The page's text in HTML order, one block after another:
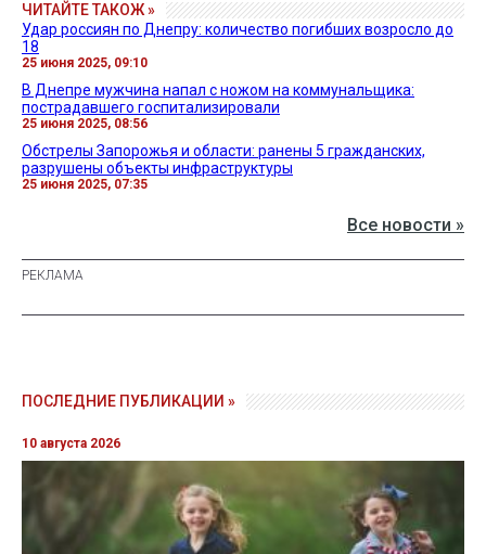
ЧИТАЙТЕ ТАКОЖ »
Удар россиян по Днепру: количество погибших возросло до
18
25 июня 2025, 09:10
В Днепре мужчина напал с ножом на коммунальщика:
пострадавшего госпитализировали
25 июня 2025, 08:56
Обстрелы Запорожья и области: ранены 5 гражданских,
разрушены объекты инфраструктуры
25 июня 2025, 07:35
Все новости »
ПОСЛЕДНИЕ ПУБЛИКАЦИИ »
10 августа 2026